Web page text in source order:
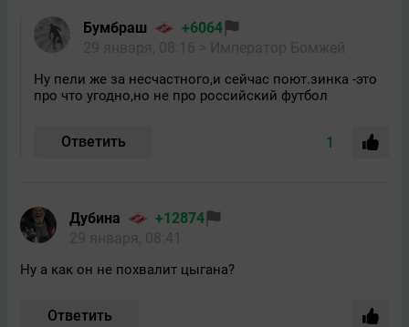
Бумбраш
+6064
Ну пели же за несчастного,и сейчас поют.зинка -это
про что угодно,но не про российский футбол
Ответить 1
Дубина
+12874
Ну а как он не похвалит цыгана?
Ответить